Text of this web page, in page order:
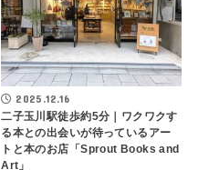
2025.12.16
二子玉川駅徒歩約5分｜ワクワクす
る本との出会いが待っているアー
トと本のお店「Sprout Books and
Art」